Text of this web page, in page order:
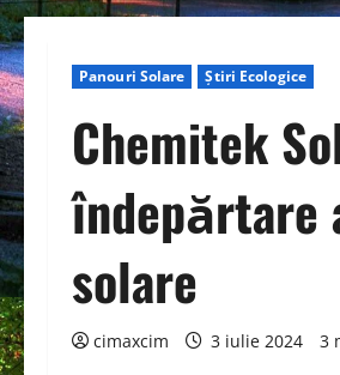
Panouri Solare Știri Ecologice
Chemitek
îndepărtare
solare
cimaxcim 3 iulie 2024 3